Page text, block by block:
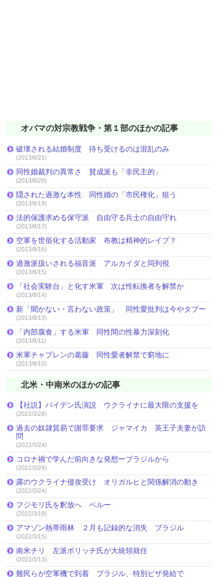
オバマの対宗教戦争・第１部のほかの記事
破壊される結婚制度 待ち受けるのは混乱のみ
(2013/8/21)
同性婚裁判の異常さ 賛成派も「非民主的」
(2013/8/20)
隠された過激な本性 同性婚の「市民権化」狙う
(2013/8/19)
法的保護求める保守派 自由守る兵士の自由守れ
(2013/8/17)
空軍を世俗化する活動家 布教は精神的レイプ？
(2013/8/16)
過激派扱いされる福音派 アルカイダと同列視
(2013/8/15)
「社会実験台」と化す米軍 次は性転換者を解禁か
(2013/8/14)
新「聞かない・言わない政策」 同性愛批判は今やタブー
(2013/8/13)
「内部腐食」する米軍 同性間の性暴力深刻化
(2013/8/11)
米軍チャプレンの葛藤 同性愛者解禁で窮地に
(2013/8/10)
北米・中南米のほかの記事
【社説】バイデン氏演説 ウクライナに最大限の支援を
(2022/3/28)
過去の奴隷貿易で謝罪要求 ジャマイカ 英王子夫妻が訪
問
(2022/3/24)
コロナ禍で学んだ前向きな発想ーブラジルから
(2022/3/24)
露のウクライナ侵攻受け オリガルヒと関係解消の動き
(2022/3/24)
フジモリ氏を釈放へ ペルー
(2022/3/19)
アマゾン熱帯雨林 ２月も記録的な消失 ブラジル
(2022/3/15)
南米チリ 左派ボリッチ氏が大統領就任
(2022/3/13)
難民らが空軍機で到着 ブラジル、特別ビザ発給で